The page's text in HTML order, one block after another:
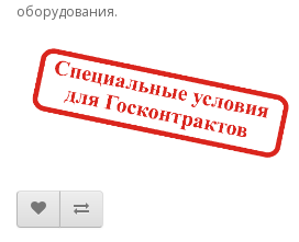
оборудования.